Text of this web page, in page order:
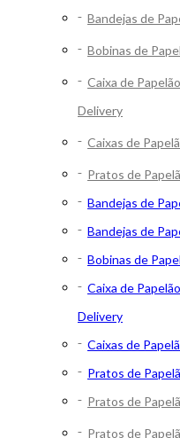
Bandejas de
Bobinas de
Caixa de
Delivery
Caixas de
Pratos de
Bandejas de
Bandejas de
Bobinas de
Caixa de
Delivery
Caixas de
Pratos de
Pratos de
Pratos de